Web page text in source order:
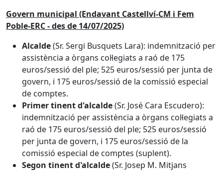
Govern municipal (Endavant Castellví-CM i Fem
Poble-ERC - des de 14/07/2025)
Alcalde(Sr. Sergi Busquets Lara): indemnització per
assistència a òrgans col·legiats a raó de 175
euros/sessió del ple; 525 euros/sessió per junta de
govern, i 175 euros/sessió de la comissió especial
de comptes.
Primer tinent d'alcalde(Sr. José Cara Escudero):
indemnització per assistència a òrgans col·legiats a
raó de 175 euros/sessió del ple; 525 euros/sessió
per junta de govern, i 175 euros/sessió de la
comissió especial de comptes (suplent).
Segon tinent d'alcalde(Sr. Josep M. Mitjans